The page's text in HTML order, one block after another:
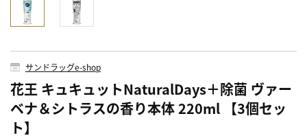
サンドラッグe-shop
花王 キュキュットNaturalDays＋除菌 ヴァー
ベナ＆シトラスの香り本体 220ml 【3個セッ
ト】